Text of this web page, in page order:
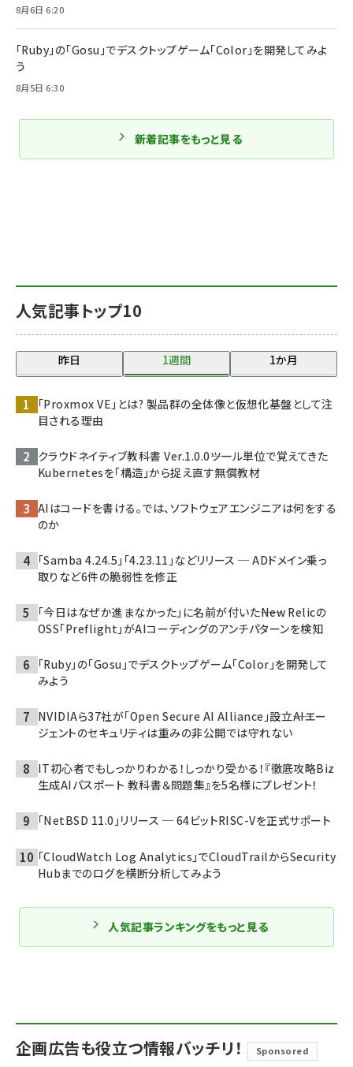
人気記事トップ10
昨日 1週間 1か月
「Proxmox VE」とは? 製品群の全体像と仮想化基盤として注
目される理由
クラウドネイティブ教科書 Ver.1.0.0――ツール単位で覚えてきた
Kubernetesを「構造」から捉え直す無償教材
AIはコードを書ける。では、ソフトウェアエンジニアは何をする
のか
「Samba 4.24.5」「4.23.11」などリリース ─ ADドメイン乗っ
取りなど6件の脆弱性を修正
「今日はなぜか進まなかった」に名前が付いた――New Relicの
OSS「Preflight」がAIコーディングのアンチパターンを検知
「Ruby」の「Gosu」でデスクトップゲーム「Color」を開発して
みよう
NVIDIAら37社が「Open Secure AI Alliance」設立――AIエー
ジェントのセキュリティは重みの非公開では守れない
IT初心者でもしっかりわかる！しっかり受かる！『徹底攻略Biz
生成AIパスポート 教科書＆問題集』を5名様にプレゼント！
「NetBSD 11.0」リリース ─ 64ビットRISC-Vを正式サポート
「CloudWatch Log Analytics」でCloudTrailからSecurity
Hubまでのログを横断分析してみよう
人気記事ランキングをもっと見る
8月6日 6:20
「Ruby」の「Gosu」でデスクトップゲーム「Color」を開発してみよ
う
8月5日 6:30
新着記事をもっと見る
企画広告も役立つ情報バッチリ！ Sponsored